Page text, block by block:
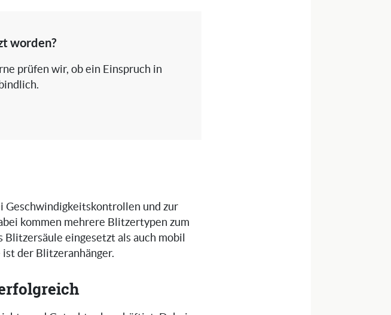
worden?
prüfen wir, ob ein Einspruch in
Geschwindigkeitskontrollen und zur
kommen mehrere Blitzertypen zum
eingesetzt als auch mobil
der Blitzeranhänger.